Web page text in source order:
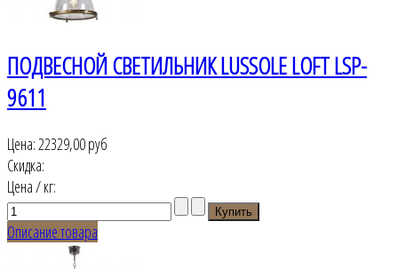
ПОДВЕСНОЙ СВЕТИЛЬНИК LUSSOLE LOFT LSP-
9611
Цена:22329,00 руб
Скидка:
Цена / кг:
Описание товара